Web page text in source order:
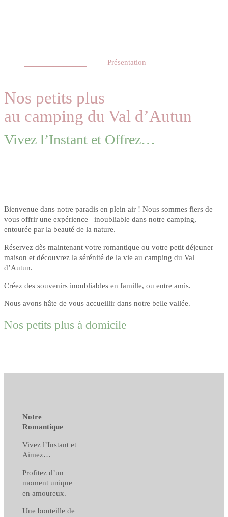
Présentation
Nos petits plus
au camping du Val d’Autun
Vivez l’Instant et Offrez…
Bienvenue dans notre paradis en plein air ! Nous sommes fiers de
vous offrir une expérience inoubliable dans notre camping,
entourée par la beauté de la nature.
Réservez dès maintenant votre romantique ou votre petit déjeuner
maison et découvrez la sérénité de la vie au camping du Val
d’Autun.
Créez des souvenirs inoubliables en famille, ou entre amis.
Nous avons hâte de vous accueillir dans notre belle vallée.
Nos petits plus à domicile
Notre
Romantique
Vivez l’Instant et
Aimez…
Profitez d’un
moment unique
en amoureux.
Une bouteille de